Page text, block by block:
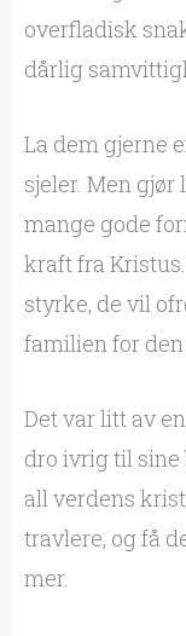
overfladisk
dårlig
La dem gjerne
sjeler. Men
mange gode
kraft fra
styrke, de vil
familien for den
Det var litt av
dro ivrig til sine
all verdens
travlere, og få
mer.